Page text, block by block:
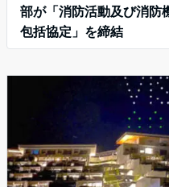
部が「消防活動及び消防
包括協定」を締結